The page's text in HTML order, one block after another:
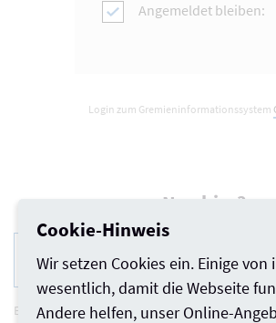
Angemeldet bleiben:
Login zum Gremieninformationssystem
Neu hier?
Registrierung für die Jobbörse
Externe Nutzer sowie Mitglieder können sich
Cookie-Hinweis
Wir setzen Cookies ein. Einige von
wesentlich, damit die Webseite
Andere helfen, unser Online-